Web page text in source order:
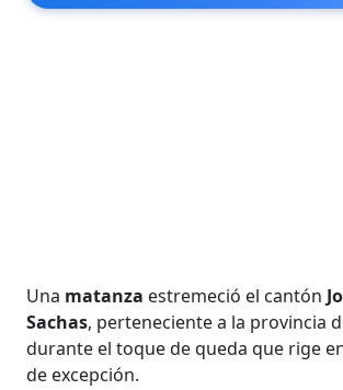
Una matanza estremeció el cantón
Sachas, perteneciente a la provincia
durante el toque de queda que rige
de excepción.